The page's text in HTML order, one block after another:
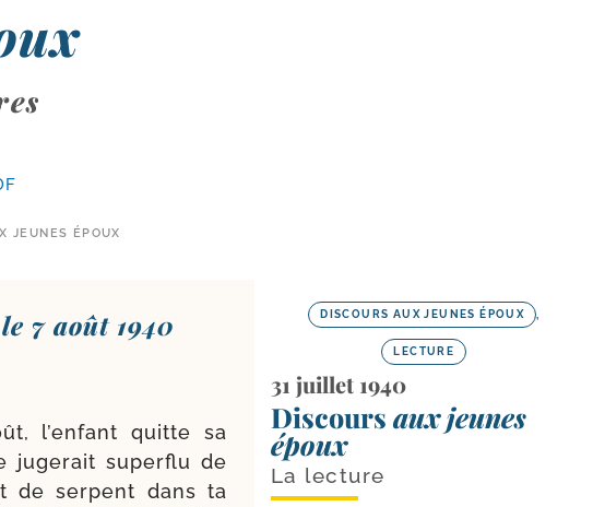
JEUNES ÉPOUX
7 août 1940
l’en­fant quitte sa
juge­rait super­flu de
de ser­pent dans ta
DISCOURS AUX JEUNES ÉPOUX
LECTURE
31 juillet 1940
Discours aux jeunes
époux
La lecture